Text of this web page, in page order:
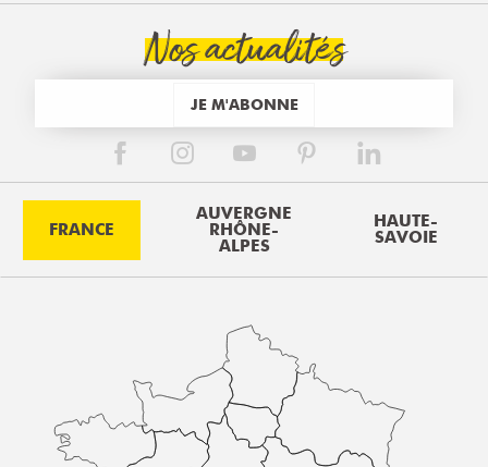
Nos actualités
JE M'ABONNE
FRANCE
AUVERGNE
RHÔNE-
ALPES
HAUTE-
SAVOIE